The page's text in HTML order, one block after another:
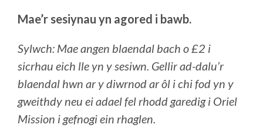
Mae’r sesiynau yn agored i bawb.
Sylwch: Mae angen blaendal bach o £2 i
sicrhau eich lle yn y sesiwn. Gellir ad-dalu’r
blaendal hwn ar y diwrnod ar ôl i chi fod yn y
gweithdy neu ei adael fel rhodd garedig i Oriel
Mission i gefnogi ein rhaglen.